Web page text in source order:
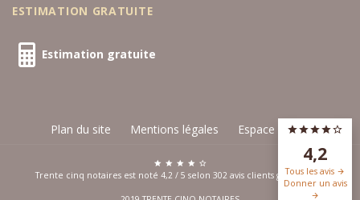
4,2
Tous les avis
Donner un avis
ESTIMATION GRATUITE
Estimation gratuite
Plan du site Mentions légales Espace privé
Trente cinq notaires est noté 4,2 / 5 selon 302 avis clients google.com